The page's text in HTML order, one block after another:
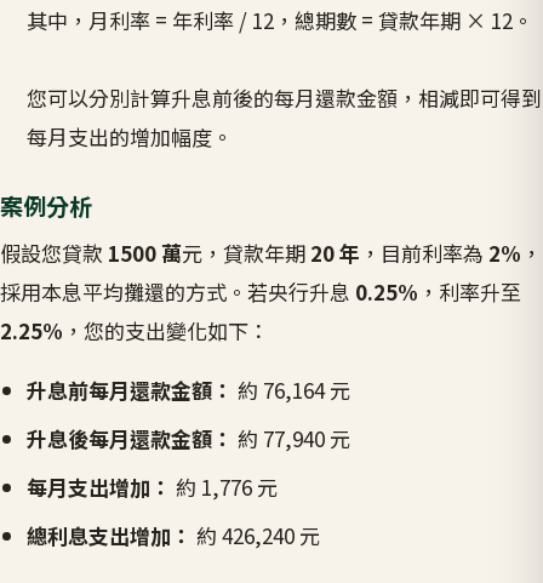
其中，月利率 = 年利率 / 12，總期數 = 貸款年期 × 12。
您可以分別計算升息前後的每月還款金額，相減即可得到
每月支出的增加幅度。
案例分析
假設您貸款 1500 萬元，貸款年期 20 年 ，目前利率為 2% ，
採用本息平均攤還的方式。若央行升息 0.25% ，利率升至
2.25% ，您的支出變化如下：
升息前每月還款金額： 約 76,164 元
升息後每月還款金額： 約 77,940 元
每月支出增加： 約 1,776 元
總利息支出增加： 約 426,240 元